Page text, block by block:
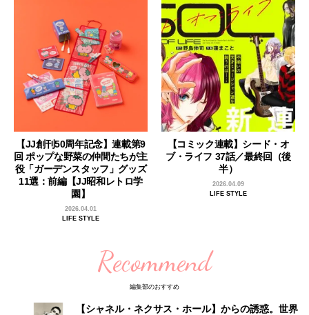
【JJ創刊50周年記念】連載第9
回 ポップな野菜の仲間たちが主
役「ガーデンスタッフ」グッズ
11選：前編【JJ昭和レトロ学
園】
2026.04.01
LIFE STYLE
【コミック連載】シード・オ
ブ・ライフ 37話／最終回（後
半）
2026.04.09
LIFE STYLE
Recommend
編集部のおすすめ
【シャネル・ネクサス・ホール】からの誘惑。世界